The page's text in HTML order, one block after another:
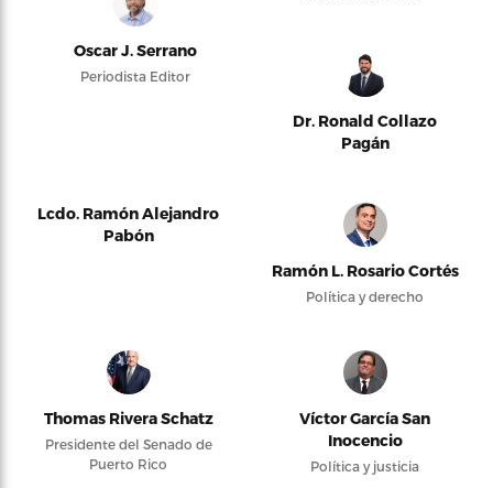
Oscar J. Serrano
Periodista Editor
Dr. Ronald Collazo
Pagán
Lcdo. Ramón Alejandro
Pabón
Ramón L. Rosario Cortés
Política y derecho
Thomas Rivera Schatz
Presidente del Senado de
Puerto Rico
Víctor García San
Inocencio
Política y justicia